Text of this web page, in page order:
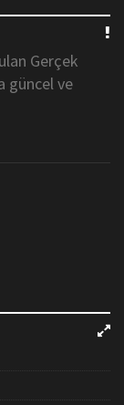
Gerçek
güncel ve